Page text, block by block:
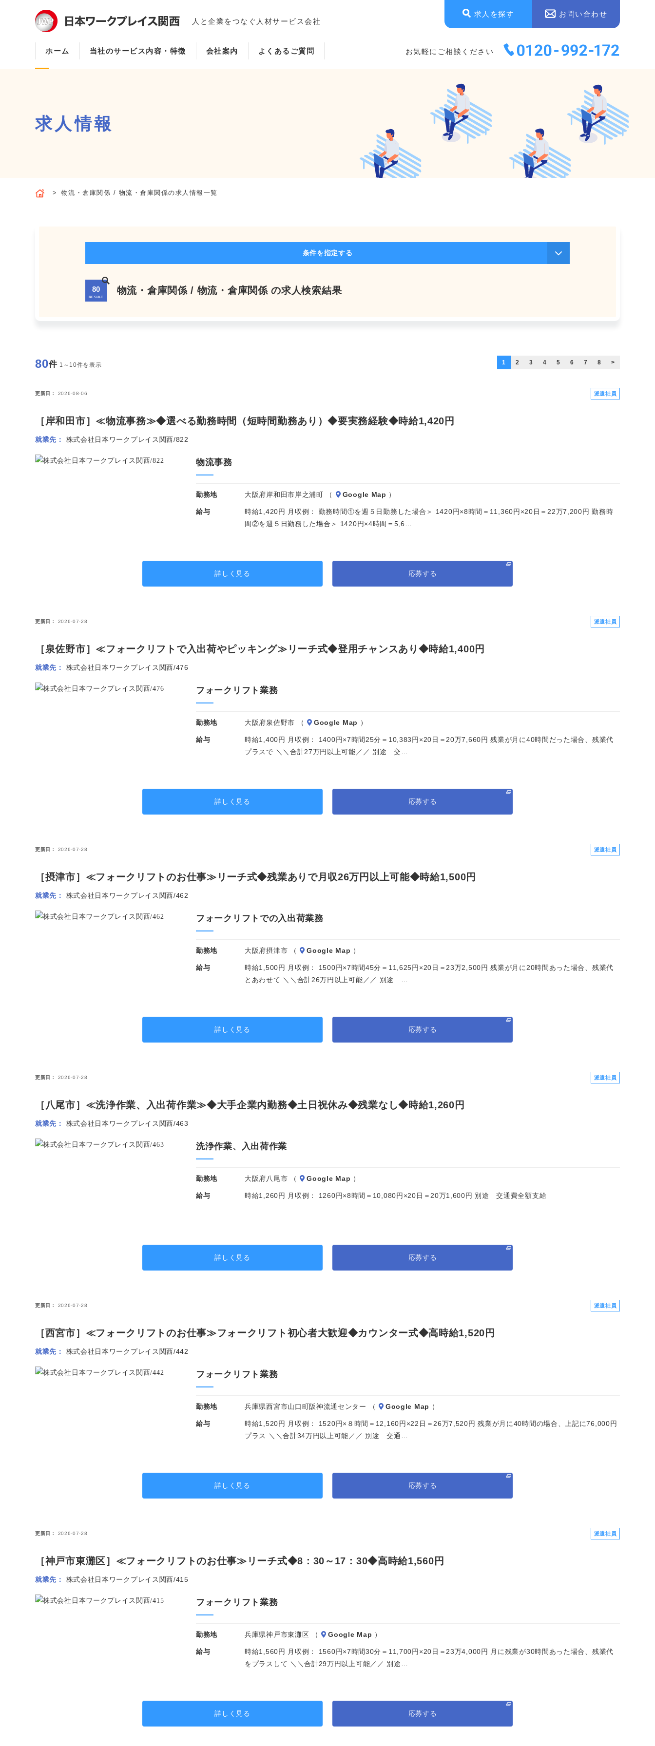
人と企業をつなぐ人材サービス会社
求人を探す お問い合わせ
ホーム 当社のサービス内容・特徴 会社案内 よくあるご質問 お気軽にご相談ください
当社のサービス内容・特徴
よくあるご質問
求人情報
物流・倉庫関係 / 物流・倉庫関係の求人情報一覧
条件を指定する
80
RESULT
物流・倉庫関係 / 物流・倉庫関係 の求人検索結果
80件 1～10件を表示 1 2 3 4 5 6 7 8 >
更新日 2026-08-06 派遣社員
［岸和田市］≪物流事務≫◆選べる勤務時間（短時間勤務あり）◆要実務経験◆時給1,420円
就業先 株式会社日本ワークプレイス関西/822
物流事務
勤務地 大阪府岸和田市岸之浦町 （ Google Map ）
給与
時給1,420円 月収例： 勤務時間①を週５日勤務した場合＞ 1420円×8時間＝11,360円×20日＝22万7,200円 勤務時
間②を週５日勤務した場合＞ 1420円×4時間＝5,6…
詳しく見る 応募する
更新日 2026-07-28 派遣社員
［泉佐野市］≪フォークリフトで入出荷やピッキング≫リーチ式◆登用チャンスあり◆時給1,400円
就業先 株式会社日本ワークプレイス関西/476
フォークリフト業務
勤務地 大阪府泉佐野市 （ Google Map ）
給与
時給1,400円 月収例： 1400円×7時間25分＝10,383円×20日＝20万7,660円 残業が月に40時間だった場合、残業代
プラスで ＼＼合計27万円以上可能／／ 別途 交…
詳しく見る 応募する
更新日 2026-07-28 派遣社員
［摂津市］≪フォークリフトのお仕事≫リーチ式◆残業ありで月収26万円以上可能◆時給1,500円
就業先 株式会社日本ワークプレイス関西/462
フォークリフトでの入出荷業務
勤務地 大阪府摂津市 （ Google Map ）
給与
時給1,500円 月収例： 1500円×7時間45分＝11,625円×20日＝23万2,500円 残業が月に20時間あった場合、残業代
とあわせて ＼＼合計26万円以上可能／／ 別途 …
詳しく見る 応募する
更新日 2026-07-28 派遣社員
［八尾市］≪洗浄作業、入出荷作業≫◆大手企業内勤務◆土日祝休み◆残業なし◆時給1,260円
就業先 株式会社日本ワークプレイス関西/463
洗浄作業、入出荷作業
勤務地 大阪府八尾市 （ Google Map ）
給与 時給1,260円 月収例： 1260円×8時間＝10,080円×20日＝20万1,600円 別途 交通費全額支給
詳しく見る 応募する
更新日 2026-07-28 派遣社員
［西宮市］≪フォークリフトのお仕事≫フォークリフト初心者大歓迎◆カウンター式◆高時給1,520円
就業先 株式会社日本ワークプレイス関西/442
フォークリフト業務
勤務地 兵庫県西宮市山口町阪神流通センター （ Google Map ）
給与
時給1,520円 月収例： 1520円×８時間＝12,160円×22日＝26万7,520円 残業が月に40時間の場合、上記に76,000円
プラス ＼＼合計34万円以上可能／／ 別途 交通…
詳しく見る 応募する
更新日 2026-07-28 派遣社員
［神戸市東灘区］≪フォークリフトのお仕事≫リーチ式◆8：30～17：30◆高時給1,560円
就業先 株式会社日本ワークプレイス関西/415
フォークリフト業務
勤務地 兵庫県神戸市東灘区 （ Google Map ）
給与
時給1,560円 月収例： 1560円×7時間30分＝11,700円×20日＝23万4,000円 月に残業が30時間あった場合、残業代
をプラスして ＼＼合計29万円以上可能／／ 別途…
詳しく見る 応募する